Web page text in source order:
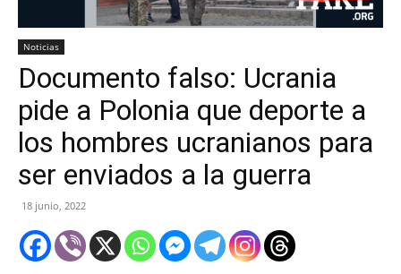
Noticias
Documento falso: Ucrania
pide a Polonia que deporte a
los hombres ucranianos para
ser enviados a la guerra
18 junio, 2022